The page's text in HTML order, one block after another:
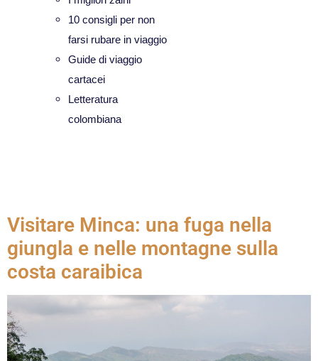
10 consigli per non
farsi rubare in viaggio
Guide di viaggio
cartacei
Letteratura
colombiana
Visitare Minca: una fuga nella
giungla e nelle montagne sulla
costa caraibica